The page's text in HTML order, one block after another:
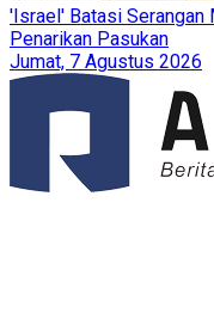
'Israel' Batasi Serangan
Penarikan Pasukan
Jumat, 7 Agustus 2026